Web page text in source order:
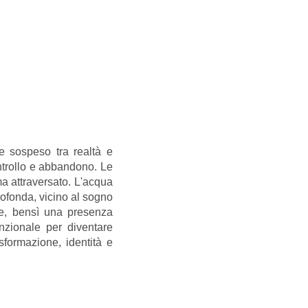
sospeso tra realtà e
e abbandono. Le
attraversato. L'acqua
vicino al sogno
bensì una presenza
per diventare
identità e